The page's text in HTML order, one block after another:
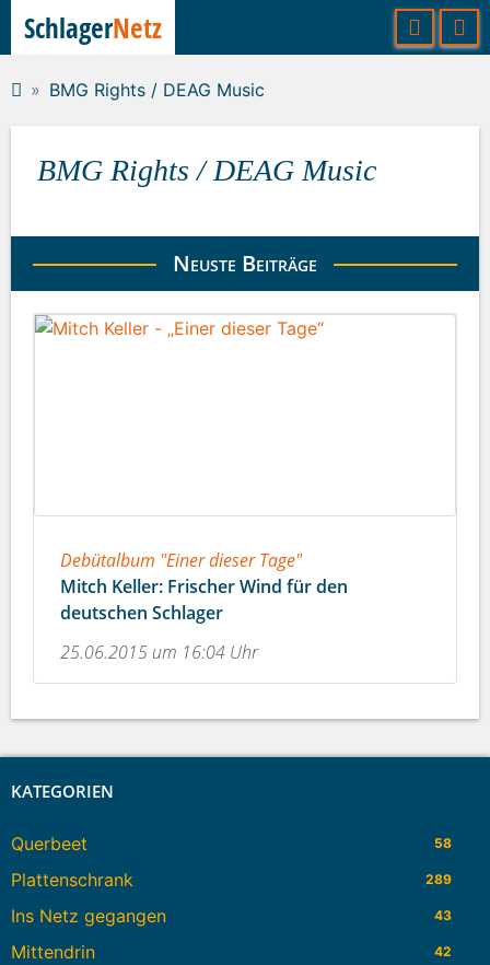
BMG Rights / DEAG Music
BMG Rights / DEAG Music
Neuste Beiträge
Debütalbum "Einer dieser Tage"
Mitch Keller: Frischer Wind für den
deutschen Schlager
25.06.2015 um 16:04 Uhr
SchlagerNetz
KATEGORIEN
Querbeet 58
Plattenschrank 289
Ins Netz gegangen 43
Mittendrin 42